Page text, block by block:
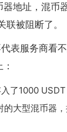
地址，混币
被阻断了。
表服务商看不
了1000
大型混币器